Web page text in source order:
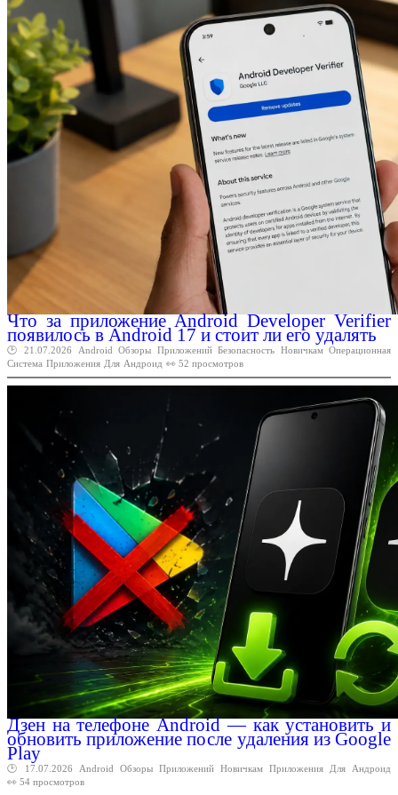
Что за приложение Android Developer Verifier
появилось в Android 17 и стоит ли его удалять
🕑 21.07.2026 Android Обзоры Приложений Безопасность Новичкам Операционная
Система Приложения Для Андроид 👀 52 просмотров
Дзен на телефоне Android — как установить и
обновить приложение после удаления из Google
Play
🕑 17.07.2026 Android Обзоры Приложений Новичкам Приложения Для Андроид
👀 54 просмотров